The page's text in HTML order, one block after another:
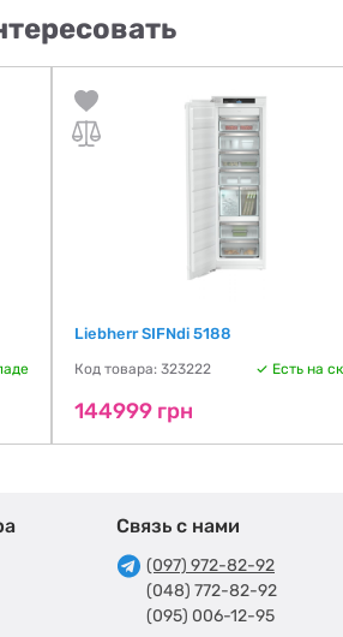
Liebherr SIFNdi 5188
Код товара: 323222 Есть на
144999 грн
Связь с нами
(097) 972-82-92
(048) 772-82-92
(095) 006-12-95